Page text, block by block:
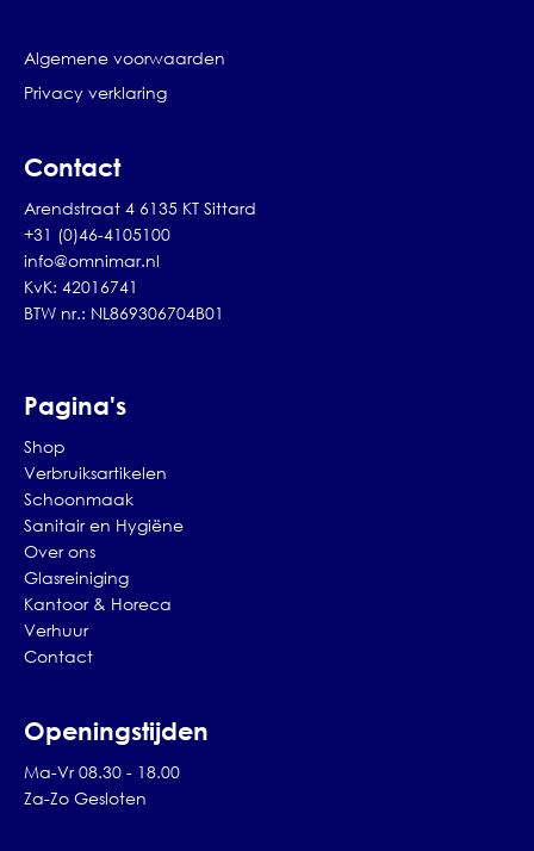
Algemene voorwaarden
Privacy verklaring
Contact
Arendstraat 4 6135 KT Sittard
+31 (0)46-4105100
info@omnimar.nl
KvK: 42016741
BTW nr.: NL869306704B01
Pagina's
Shop
Verbruiksartikelen
Schoonmaak
Sanitair en Hygiëne
Over ons
Glasreiniging
Kantoor & Horeca
Verhuur
Contact
Openingstijden
Ma-Vr 08.30 - 18.00
Za-Zo Gesloten